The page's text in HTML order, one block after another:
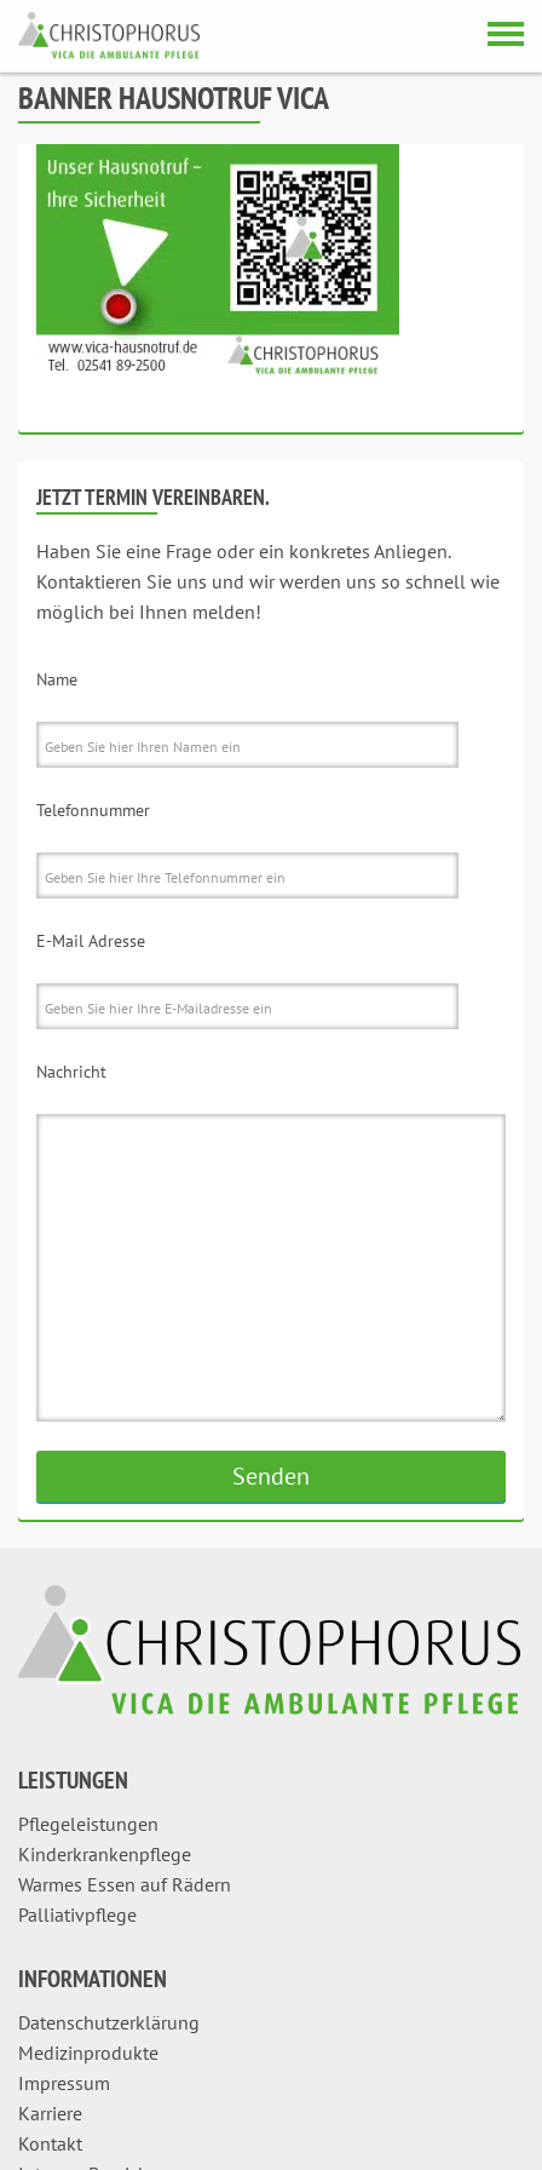
Skip to content
BANNER HAUSNOTRUF VICA
JETZT TERMIN VEREINBAREN.
Haben Sie eine Frage oder ein konkretes Anliegen.
Kontaktieren Sie uns und wir werden uns so schnell wie
möglich bei Ihnen melden!
Name
Telefonnummer
E-Mail Adresse
Nachricht
LEISTUNGEN
Pflegeleistungen
Kinderkrankenpflege
Warmes Essen auf Rädern
Palliativpflege
INFORMATIONEN
Datenschutzerklärung
Medizinprodukte
Impressum
Karriere
Kontakt